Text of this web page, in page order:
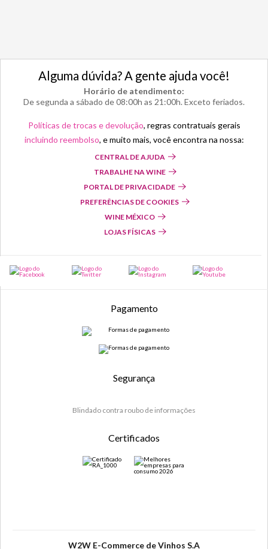
Alguma dúvida? A gente ajuda você!
Horário de atendimento:
De segunda a sábado de 08:00h as 21:00h. Exceto feriados.
Políticas de trocas e devolução, regras contratuais gerais
incluindo reembolso, e muito mais, você encontra na nossa:
CENTRAL DE AJUDA
TRABALHE NA WINE
PORTAL DE PRIVACIDADE
PREFERÊNCIAS DE COOKIES
WINE MÉXICO
LOJAS FÍSICAS
Pagamento
Segurança
Blindado contra roubo de informações
Certificados
W2W E-Commerce de Vinhos S.A